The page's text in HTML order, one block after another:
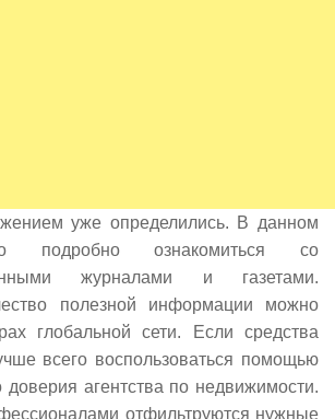
уже определились. В данном
подробно ознакомиться со
журналами и газетами.
полезной информации можно
глобальной сети. Если средства
всего воспользоваться помощью
агентства по недвижимости.
отфильтруются нужные